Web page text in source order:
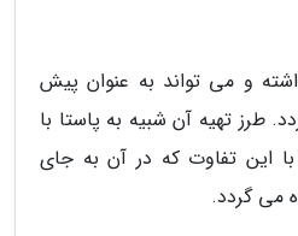
و می تواند به عنوان پیش
طرز تهیه آن شبیه به پاستا با
این تفاوت که در آن به جای
می گردد.